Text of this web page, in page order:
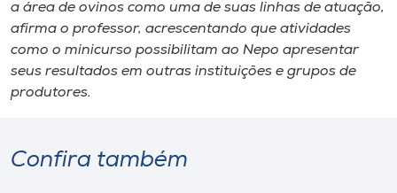
Selecione
o idioma
a área de ovinos como uma de suas linhas de atuação,
afirma o professor, acrescentando que atividades
como o minicurso possibilitam ao Nepo apresentar
seus resultados em outras instituições e grupos de
produtores.
Confira também